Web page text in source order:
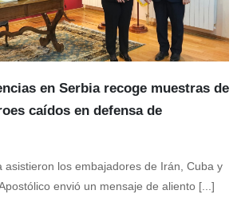
en Serbia recoge muestras de
caídos en defensa de
asistieron los embajadores de Irán, Cuba y
envió un mensaje de aliento [...]